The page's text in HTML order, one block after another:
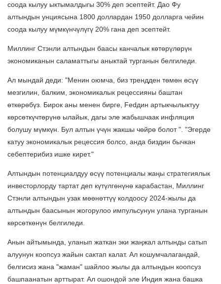
соода кылуу ыктымалдыгы 30% деп эсептейт. Дао Фу
алтындын унциясына 1800 доллардан 1950 долларга чейин
соода кылуу мүмкүнчүлүгү 20% гана деп эсептейт.
Миллинг Стэнли алтындын баасы канчалык көтөрүлөрүн
экономиканын саламаттыгы аныктай турганын белгиледи.
Ал мындай деди: "Менин оюмча, биз трендден төмөн өсүү
мезгилин, балким, экономикалык рецессияны баштан
өткөрөбүз. Бирок аны менен бирге, Fedдин артыкчылыктуу
көрсөткүчтөрүнө ылайык, дагы эле жабышчаак инфляция
болушу мүмкүн. Бул алтын үчүн жакшы чөйрө болот ". "Эгерде
катуу экономикалык рецессия болсо, анда биздин бычкан
себептерибиз ишке кирет."
Алтындын потенциалдуу өсүү потенциалы жаңы стратегиялык
инвесторлорду тартат деп күтүлгөнүнө карабастан, Миллинг
Стэнли алтындын узак мөөнөттүү колдоосу 2024-жылы да
алтындын баасынын жогорулоо импульсунун улана турганын
көрсөткөнүн белгиледи.
Анын айтымында, уланып жаткан эки жаңжал алтынды сатып
алуунун коопсуз жайын сактап калат. Ал кошумчалагандай,
белгисиз жана "жаман" шайлоо жылы да алтындын коопсуз
башпаанатын арттырат. Ал ошондой эле Индия жана башка